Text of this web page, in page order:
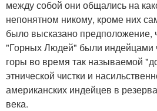
между собой они общались на
непонятном никому, кроме них
было высказано предположение,
"Горных Людей" были индейцами
горы во время так называемой
этнической чистки и
американских индейцев в
века.